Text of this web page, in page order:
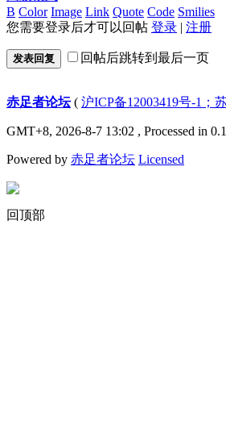
B Color Image Link Quote Code Smilies
您需要登录后才可以回帖 登录 | 注册
发表回复 回帖后跳转到最后一页
赤足者论坛( 沪ICP备12003419号-1；
GMT+8, 2026-8-7 13:02 , Processed in
Powered by 赤足者论坛 Licensed
回顶部